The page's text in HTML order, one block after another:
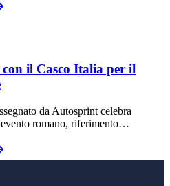
il Casco Italia per il
da Autosprint celebra
romano, riferimento…